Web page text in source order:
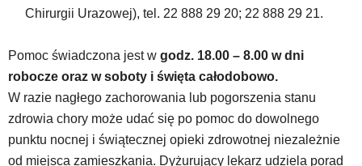
wideo
portalu
YouTube
mapy
Google
Maps
osadzane
Chirurgii Urazowej), tel. 22 888 29 20; 22 888 29 21.
Pomoc świadczona jest w godz. 18.00 – 8.00 w dni
robocze oraz w soboty i święta całodobowo.
W razie nagłego zachorowania lub pogorszenia stanu
zdrowia chory może udać się po pomoc do dowolnego
punktu nocnej i świątecznej opieki zdrowotnej niezależnie
od miejsca zamieszkania. Dyżurujący lekarz udziela porad